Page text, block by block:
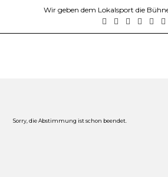
Wir geben dem Lokalsport die
Sorry, die Abstimmung ist schon beendet.